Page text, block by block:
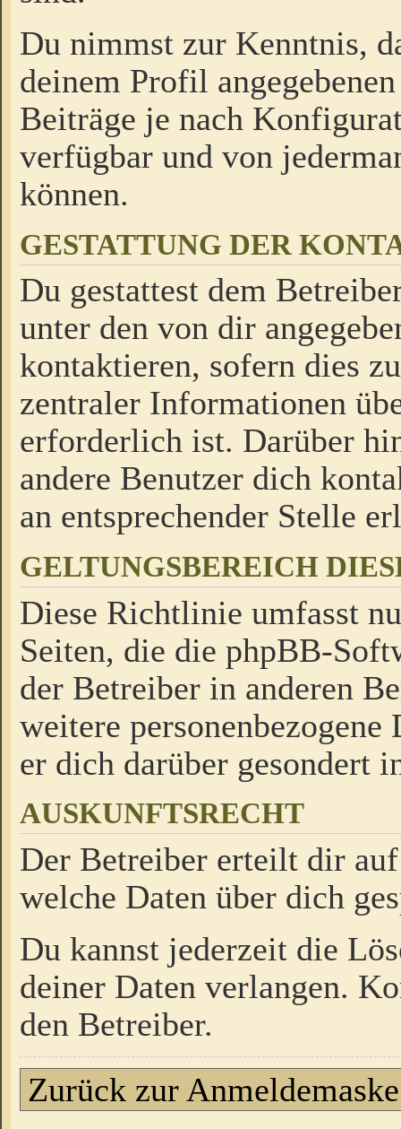
Du nimmst zur Kenntnis,
deinem Profil
Beiträge je nach
verfügbar und von
können.
GESTATTUNG DER
Du gestattest dem
unter den von dir
kontaktieren, sofern dies
zentraler Informationen
erforderlich ist. Darüber
andere Benutzer dich
an entsprechender Stelle
GELTUNGSBEREICH
Diese Richtlinie umfasst
Seiten, die die phpBB-
der Betreiber in anderen
weitere
er dich darüber gesondert
AUSKUNFTSRECHT
Der Betreiber erteilt dir
welche Daten über dich
Du kannst jederzeit die
deiner Daten verlangen.
den Betreiber.
Zurück zur Anmeldemaske